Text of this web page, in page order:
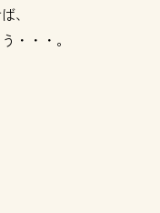
、
・・・。